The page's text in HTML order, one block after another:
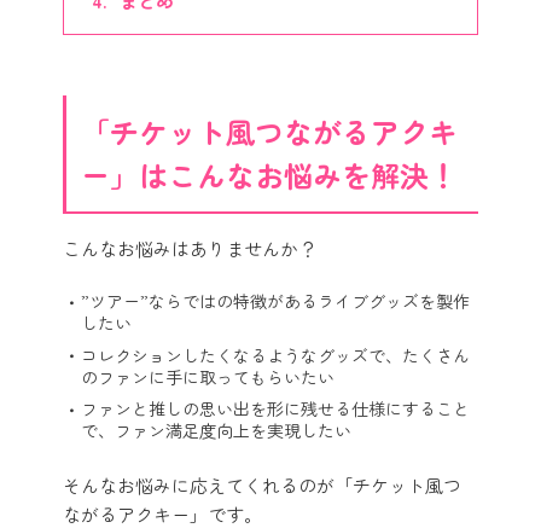
「チケット風つながるアクキ
ー」はこんなお悩みを解決！
こんなお悩みはありませんか？
”ツアー”ならではの特徴があるライブグッズを製作
したい
コレクションしたくなるようなグッズで、たくさん
のファンに手に取ってもらいたい
ファンと推しの思い出を形に残せる仕様にすること
で、ファン満足度向上を実現したい
そんなお悩みに応えてくれるのが「チケット風つ
ながるアクキー」です。